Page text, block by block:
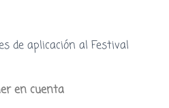
de aplicación al Festival
en cuenta